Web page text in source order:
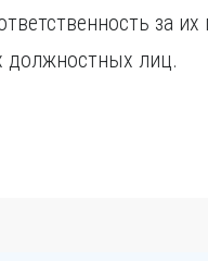
за их
должностных лиц.